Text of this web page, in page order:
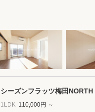
シーズンフラッツ梅田NORTH
1LDK 110,000円 ～